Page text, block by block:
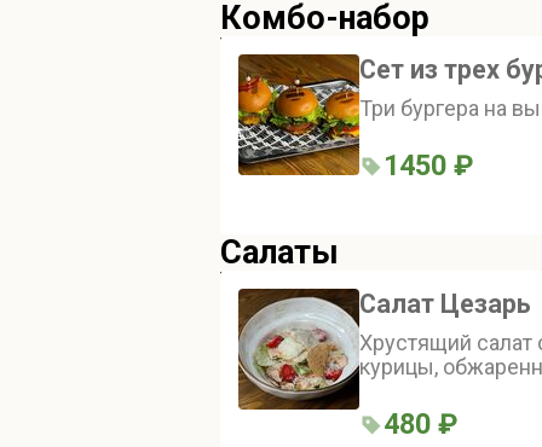
Комбо-набор
Сет из трех
Три бургера на
1450 ₽
Салаты
Салат Цезарь
Хрустящий салат
курицы,
блюду
добавление
480 ₽